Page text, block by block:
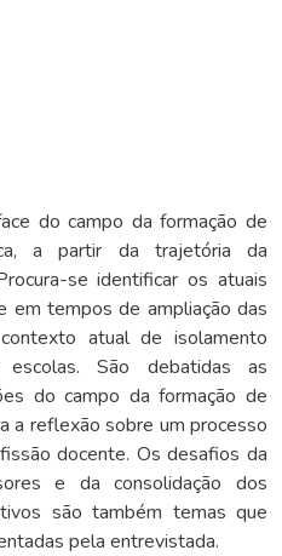
do campo da formação de
a partir da trajetória da
se identificar os atuais
em tempos de ampliação das
atual de isolamento
São debatidas as
do campo da formação de
a reflexão sobre um processo
docente. Os desafios da
e da consolidação dos
são também temas que
pela entrevistada.